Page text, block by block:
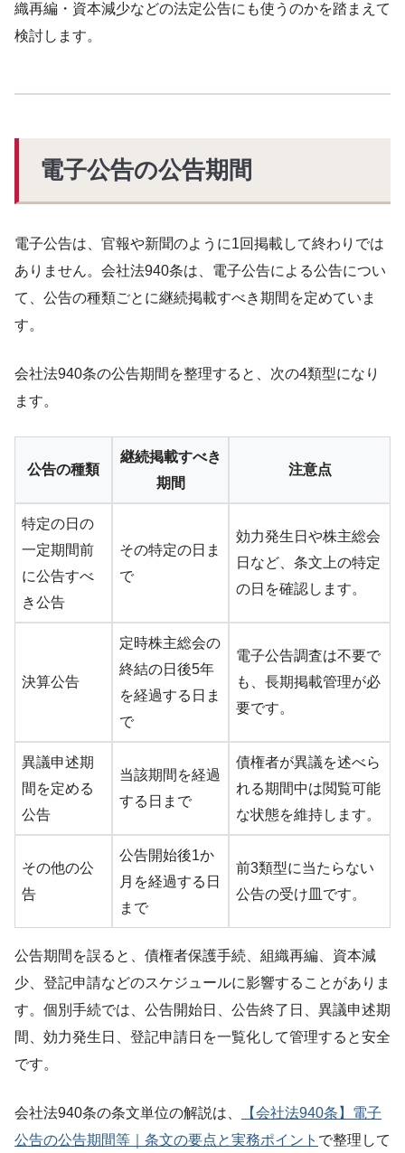
織再編・資本減少などの法定公告にも使うのかを踏まえて
検討します。
電子公告の公告期間
電子公告は、官報や新聞のように1回掲載して終わりでは
ありません。会社法940条は、電子公告による公告につい
て、公告の種類ごとに継続掲載すべき期間を定めていま
す。
会社法940条の公告期間を整理すると、次の4類型になり
ます。
公告の種類
継続掲載すべき
期間
注意点
特定の日の
一定期間前
に公告すべ
き公告
その特定の日ま
で
効力発生日や株主総会
日など、条文上の特定
の日を確認します。
決算公告
定時株主総会の
終結の日後5年
を経過する日ま
で
電子公告調査は不要で
も、長期掲載管理が必
要です。
異議申述期
間を定める
公告
当該期間を経過
する日まで
債権者が異議を述べら
れる期間中は閲覧可能
な状態を維持します。
その他の公
告
公告開始後1か
月を経過する日
まで
前3類型に当たらない
公告の受け皿です。
公告期間を誤ると、債権者保護手続、組織再編、資本減
少、登記申請などのスケジュールに影響することがありま
す。個別手続では、公告開始日、公告終了日、異議申述期
間、効力発生日、登記申請日を一覧化して管理すると安全
です。
会社法940条の条文単位の解説は、
【会社法940条】電子
公告の公告期間等｜条文の要点と実務ポイント で整理して